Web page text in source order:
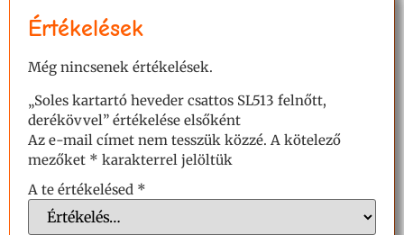
Értékelések
Még nincsenek értékelések.
„Soles kartartó heveder csattos SL513 felnőtt,
derékövvel” értékelése elsőként
Az e-mail címet nem tesszük közzé. A kötelező
mezőket * karakterrel jelöltük
A te értékelésed *